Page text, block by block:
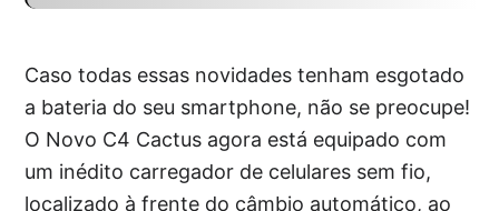
Caso todas essas novidades tenham esgotado
a bateria do seu smartphone, não se preocupe!
O Novo C4 Cactus agora está equipado com
um inédito carregador de celulares sem fio,
localizado à frente do câmbio automático, ao